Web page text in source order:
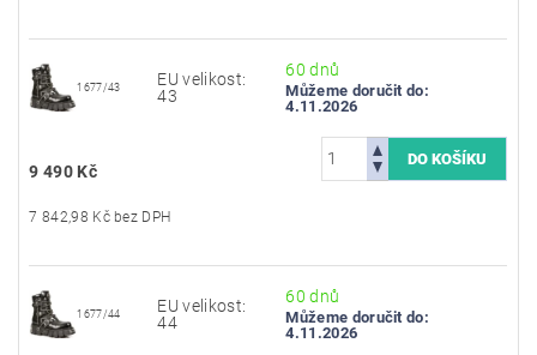
1677/43
EU velikost:
43
60 dnů
Můžeme doručit do:
4.11.2026
9 490 Kč
7 842,98 Kč bez DPH
1677/44
EU velikost:
44
60 dnů
Můžeme doručit do:
4.11.2026